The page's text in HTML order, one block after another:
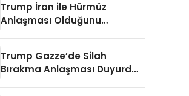
Trump İran ile Hürmüz
Anlaşması Olduğunu
Trump Gazze’de Silah
Bırakma Anlaşması Duyurdu